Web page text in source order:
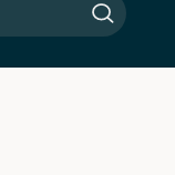
Cerca